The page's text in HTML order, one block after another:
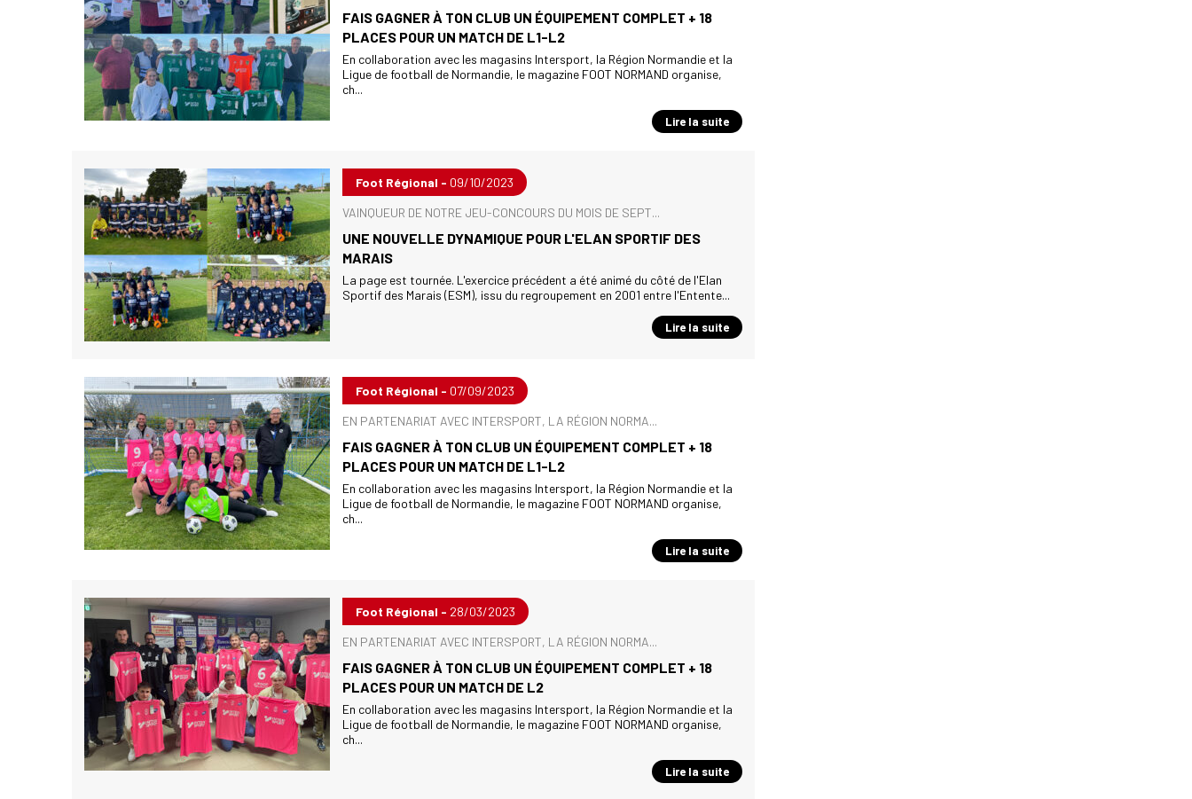
FAIS GAGNER À TON CLUB UN ÉQUIPEMENT COMPLET + 18
PLACES POUR UN MATCH DE L1-L2
En collaboration avec les magasins Intersport, la Région Normandie et la
Ligue de football de Normandie, le magazine FOOT NORMAND organise,
ch...
Lire la suite
Foot Régional - 09/10/2023
VAINQUEUR DE NOTRE JEU-CONCOURS DU MOIS DE SEPT...
UNE NOUVELLE DYNAMIQUE POUR L'ELAN SPORTIF DES
MARAIS
La page est tournée. L'exercice précédent a été animé du côté de l'Elan
Sportif des Marais (ESM), issu du regroupement en 2001 entre l'Entente...
Lire la suite
Foot Régional - 07/09/2023
EN PARTENARIAT AVEC INTERSPORT, LA RÉGION NORMA...
FAIS GAGNER À TON CLUB UN ÉQUIPEMENT COMPLET + 18
PLACES POUR UN MATCH DE L1-L2
En collaboration avec les magasins Intersport, la Région Normandie et la
Ligue de football de Normandie, le magazine FOOT NORMAND organise,
ch...
Lire la suite
Foot Régional - 28/03/2023
EN PARTENARIAT AVEC INTERSPORT, LA RÉGION NORMA...
FAIS GAGNER À TON CLUB UN ÉQUIPEMENT COMPLET + 18
PLACES POUR UN MATCH DE L2
En collaboration avec les magasins Intersport, la Région Normandie et la
Ligue de football de Normandie, le magazine FOOT NORMAND organise,
ch...
Lire la suite